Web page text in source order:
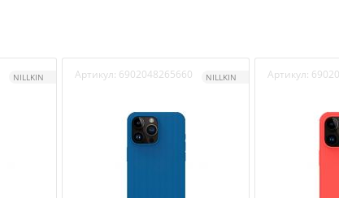
NILLKIN Артикул: 6902048265660 NILLKIN Артикул: